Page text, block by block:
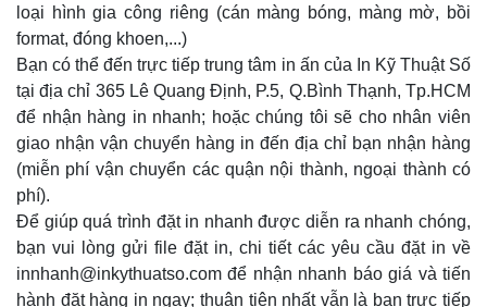
loại hình gia công riêng (cán màng bóng, màng mờ, bồi
format, đóng khoen,...)
Bạn có thể đến trực tiếp trung tâm in ấn của In Kỹ Thuật Số
tại địa chỉ 365 Lê Quang Định, P.5, Q.Bình Thạnh, Tp.HCM
để nhận hàng in nhanh; hoặc chúng tôi sẽ cho nhân viên
giao nhận vận chuyển hàng in đến địa chỉ bạn nhận hàng
(miễn phí vận chuyển các quận nội thành, ngoại thành có
phí).
Để giúp quá trình đặt in nhanh được diễn ra nhanh chóng,
bạn vui lòng gửi file đặt in, chi tiết các yêu cầu đặt in về
innhanh@inkythuatso.com để nhận nhanh báo giá và tiến
hành đặt hàng in ngay; thuận tiện nhất vẫn là bạn trực tiếp